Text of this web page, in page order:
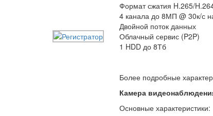
Формат сжатия H.265/
4 канала до 8МП @ 30к/с
Двойной поток данных
Облачный сервис (P2P)
1 HDD до 8Тб
Более подробные
Камера
Основные характеристики: